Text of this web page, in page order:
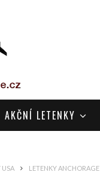
AKČNÍ LETENKY
USA LETENKY ANCHORAGE